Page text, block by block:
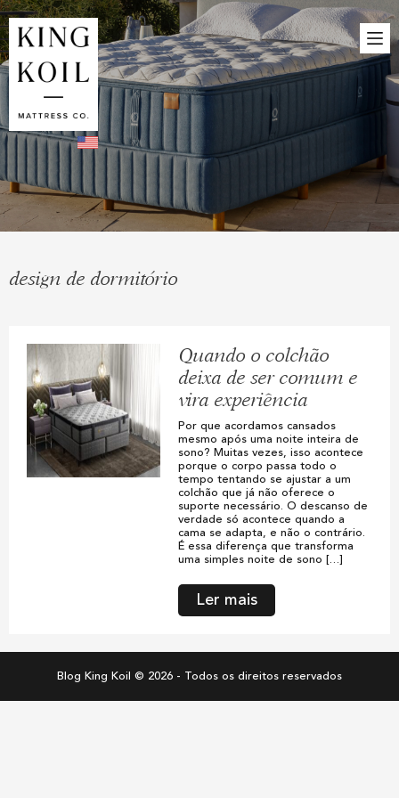
design de dormitório
Quando o colchão
deixa de ser comum e
vira experiência
Por que acordamos cansados
mesmo após uma noite inteira de
sono? Muitas vezes, isso acontece
porque o corpo passa todo o
tempo tentando se ajustar a um
colchão que já não oferece o
suporte necessário. O descanso de
verdade só acontece quando a
cama se adapta, e não o contrário.
É essa diferença que transforma
uma simples noite de sono […]
Ler mais
Blog King Koil © 2026 - Todos os direitos reservados